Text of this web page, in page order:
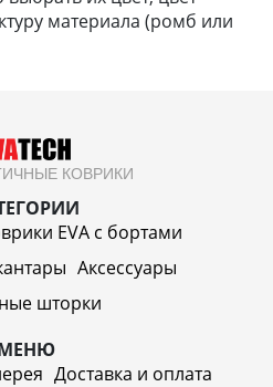
материала (ромб или
КОВРИКИ
EVA c бортами
Аксессуары
шторки
Доставка и оплата